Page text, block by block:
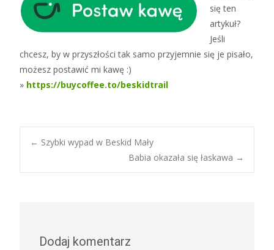
się ten
artykuł?
Jeśli
chcesz, by w przyszłości tak samo przyjemnie się je pisało,
możesz postawić mi kawę :)
» https://buycoffee.to/beskidtrail
Post
← Szybki wypad w Beskid Mały
Babia okazała się łaskawa →
Dodaj komentarz